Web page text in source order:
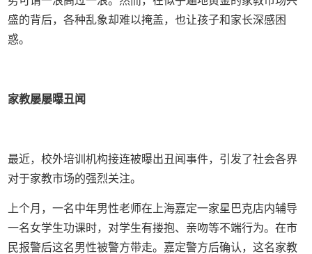
盛的背后，各种乱象却难以掩盖，也让孩子和家长深感困
惑。
家教屡屡曝丑闻
最近，校外培训机构接连被曝出丑闻事件，引发了社会各界
对于家教市场的强烈关注。
上个月，一名中年男性老师在上海嘉定一家星巴克店内辅导
一名女学生功课时，对学生有搂抱、亲吻等不端行为。在市
民报警后这名男性被警方带走。嘉定警方后确认，这名家教